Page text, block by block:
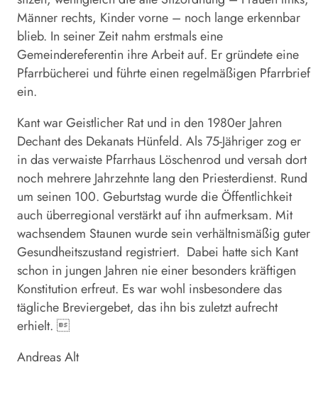
Männer rechts, Kinder vorne – noch lange erkennbar
blieb. In seiner Zeit nahm erstmals eine
Gemeindereferentin ihre Arbeit auf. Er gründete eine
Pfarrbücherei und führte einen regelmäßigen Pfarrbrief
ein.
Kant war Geistlicher Rat und in den 1980er Jahren
Dechant des Dekanats Hünfeld. Als 75-Jähriger zog er
in das verwaiste Pfarrhaus Löschenrod und versah dort
noch mehrere Jahrzehnte lang den Priesterdienst. Rund
um seinen 100. Geburtstag wurde die Öffentlichkeit
auch überregional verstärkt auf ihn aufmerksam. Mit
wachsendem Staunen wurde sein verhältnismäßig guter
Gesundheitszustand registriert. Dabei hatte sich Kant
schon in jungen Jahren nie einer besonders kräftigen
Konstitution erfreut. Es war wohl insbesondere das
tägliche Breviergebet, das ihn bis zuletzt aufrecht
erhielt. 
Andreas Alt